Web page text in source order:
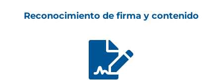
Reconocimiento de firma y contenido
